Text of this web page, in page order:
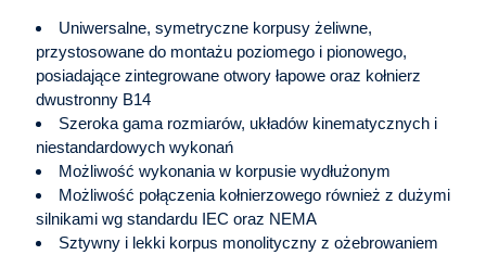
Uniwersalne, symetryczne korpusy żeliwne,
przystosowane do montażu poziomego i pionowego,
posiadające zintegrowane otwory łapowe oraz kołnierz
dwustronny B14
Szeroka gama rozmiarów, układów kinematycznych i
niestandardowych wykonań
Możliwość wykonania w korpusie wydłużonym
Możliwość połączenia kołnierzowego również z dużymi
silnikami wg standardu IEC oraz NEMA
Sztywny i lekki korpus monolityczny z ożebrowaniem